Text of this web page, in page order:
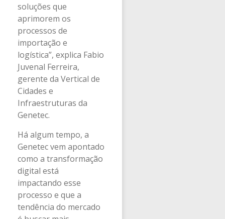
soluções que
aprimorem os
processos de
importação e
logística”, explica Fabio
Juvenal Ferreira,
gerente da Vertical de
Cidades e
Infraestruturas da
Genetec.
Há algum tempo, a
Genetec vem apontado
como a transformação
digital está
impactando esse
processo e que a
tendência do mercado